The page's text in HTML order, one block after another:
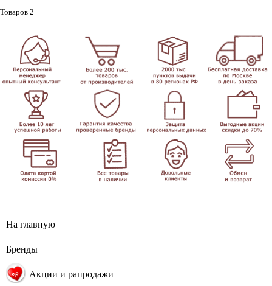
Товаров 2
На главную
Бренды
% Акции и рапродажи